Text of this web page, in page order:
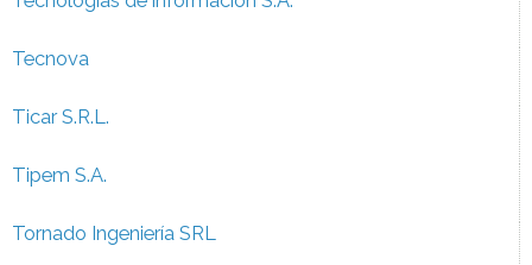
Tecnova
Ticar S.R.L.
Tipem S.A.
Tornado Ingeniería SRL